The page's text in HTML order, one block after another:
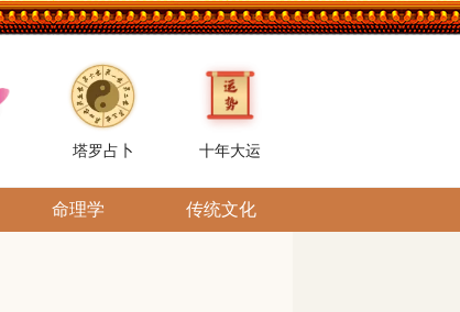
塔罗占卜 十年大运
命理学 传统文化